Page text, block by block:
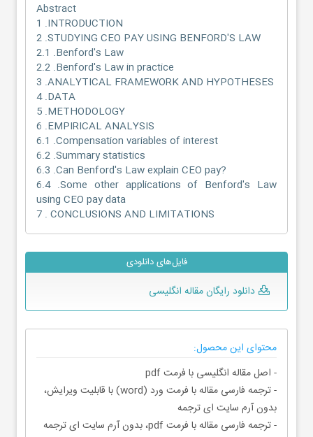
Abstract
1 .INTRODUCTION
2 .STUDYING CEO PAY USING BENFORD'S LAW
2.1 .Benford's Law
2.2 .Benford's Law in practice
3 .ANALYTICAL FRAMEWORK AND HYPOTHESES
4 .DATA
5 .METHODOLOGY
6 .EMPIRICAL ANALYSIS
6.1 .Compensation variables of interest
6.2 .Summary statistics
6.3 .Can Benford's Law explain CEO pay?
6.4 .Some other applications of Benford's Law
using CEO pay data
7 . CONCLUSIONS AND LIMITATIONS
فایل‌های دانلودی
دانلود رایگان مقاله انگلیسی
محتوای این محصول:
- اصل مقاله انگلیسی با فرمت pdf
- ترجمه فارسی مقاله با فرمت ورد (word) با قابلیت ویرایش،
بدون آرم سایت ای ترجمه
- ترجمه فارسی مقاله با فرمت pdf، بدون آرم سایت ای ترجمه